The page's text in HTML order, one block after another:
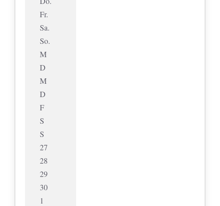
Fr.
Sa.
So.
M
D
M
D
F
S
S
27
28
29
30
1